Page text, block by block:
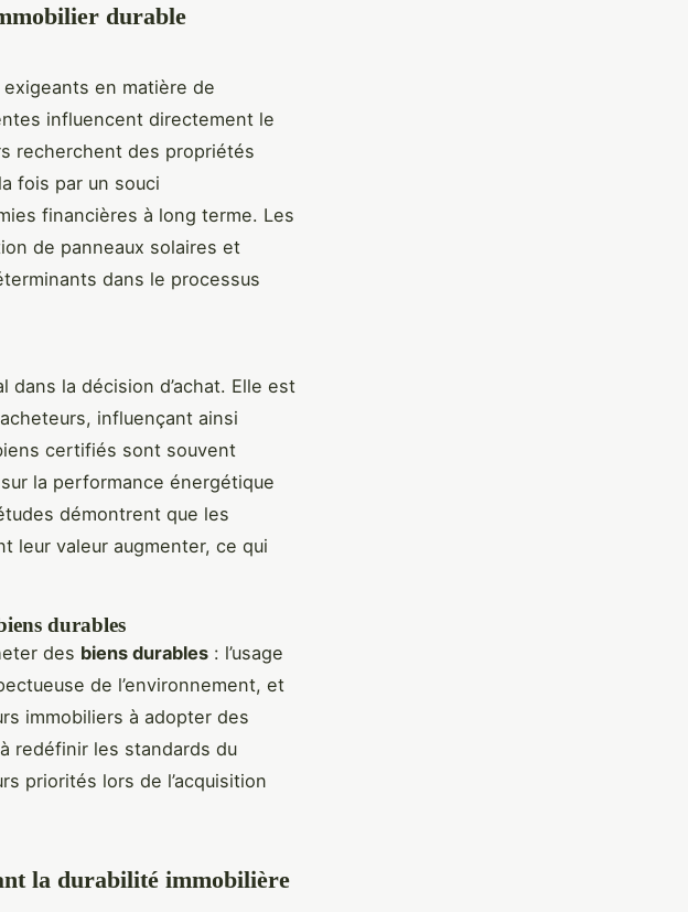
durable
en matière de
influencent directement le
recherchent des propriétés
fois par un souci
financières à long terme. Les
de panneaux solaires et
dans le processus
dans la décision d’achat. Elle est
influençant ainsi
certifiés sont souvent
la performance énergétique
démontrent que les
leur valeur augmenter, ce qui
durables
des biens durables : l’usage
de l’environnement, et
immobiliers à adopter des
redéfinir les standards du
priorités lors de l’acquisition
la durabilité immobilière